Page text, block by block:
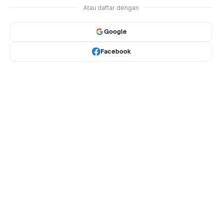
Atau daftar dengan
Google
Facebook